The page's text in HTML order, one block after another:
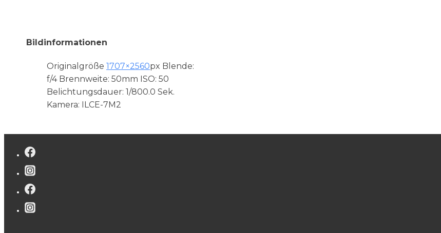
Bildinformationen
Originalgröße 1707×2560px Blende:
f/4 Brennweite: 50mm ISO: 50
Belichtungsdauer: 1/800.0 Sek.
Kamera: ILCE-7M2